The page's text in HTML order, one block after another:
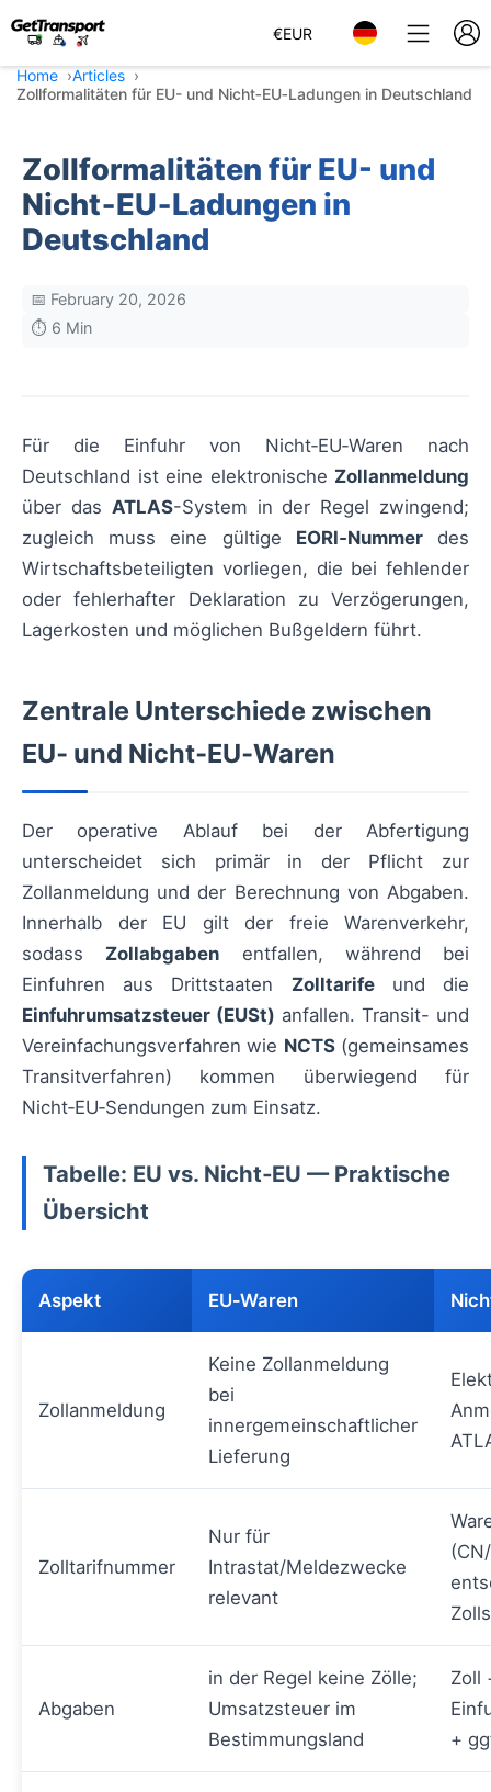
€EUR
Home
Articles
Zollformalitäten für EU- und Nicht‑EU‑Ladungen in Deutschland
Zollformalitäten für EU- und
Nicht‑EU‑Ladungen in
Deutschland
📅 February 20, 2026
⏱️ 6 Min
Für die Einfuhr von Nicht‑EU‑Waren nach
Deutschland ist eine elektronische Zollanmeldung
über das ATLAS-System in der Regel zwingend;
zugleich muss eine gültige EORI‑Nummerdes
Wirtschaftsbeteiligten vorliegen, die bei fehlender
oder fehlerhafter Deklaration zu Verzögerungen,
Lagerkosten und möglichen Bußgeldern führt.
Zentrale Unterschiede zwischen
EU‑ und Nicht‑EU‑Waren
Der operative Ablauf bei der Abfertigung
unterscheidet sich primär in der Pflicht zur
Zollanmeldung und der Berechnung von Abgaben.
Innerhalb der EU gilt der freie Warenverkehr,
sodass Zollabgaben entfallen, während bei
Einfuhren aus Drittstaaten Zolltarifeund die
Einfuhrumsatzsteuer (EUSt) anfallen. Transit- und
Vereinfachungsverfahren wie NCTS(gemeinsames
Transitverfahren) kommen überwiegend für
Nicht‑EU‑Sendungen zum Einsatz.
Tabelle: EU vs. Nicht‑EU — Praktische
Übersicht
Aspekt EU‑Waren
Zollanmeldung
Keine Zollanmeldung
bei
innergemeinschaftlicher
Lieferung
Zolltarifnummer
Nur für
Intrastat/Meldezwecke
relevant
Abgaben
in der Regel keine Zölle;
Umsatzsteuer im
Bestimmungsland
Zoll
+